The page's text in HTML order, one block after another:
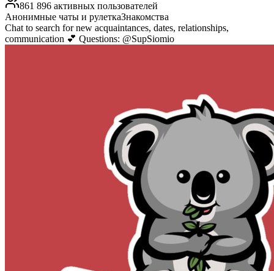
861 896 активных пользователей
Анонимные чаты и рулеткаЗнакомства
Chat to search for new acquaintances, dates, relationships,
communication 💕 Questions: @SupSiomio